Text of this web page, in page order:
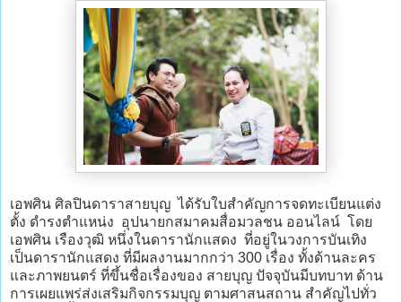
เอพศิน ศิลปินดาราสายบุญ ได้รับใบสำคัญการจดทะเบียนแต่ง
ตั้ง ดำรงตำแหน่ง อุปนายกสมาคมสื่อมวลชน ออนไลน์ โดย
เอพศิน เรืองวุฒิ หนึ่งในดารานักแสดง ที่อยู่ในวงการบันเทิง
เป็นดารานักแสดง ที่มีผลงานมากกว่า 300 เรื่อง ทั้งด้านละคร
และภาพยนตร์ ที่ขึ้นชื่อเรื่องของ สายบุญ ปัจจุบันมีบทบาท ด้าน
การเผยแพร่ส่งเสริมกิจกรรมบุญ ตามศาสนสถาน สำคัญไปทั่ว